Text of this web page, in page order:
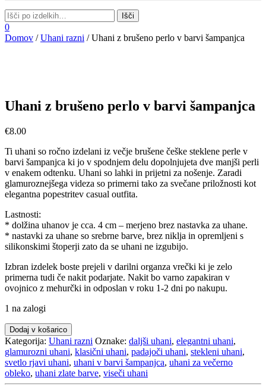
0
Domov /Uhani razni / Uhani z brušeno perlo v barvi šampanjca
Uhani z brušeno perlo v barvi šampanjca
€8.00
Ti uhani so ročno izdelani iz večje brušene češke steklene perle v
barvi šampanjca ki jo v spodnjem delu dopolnjujeta dve manjši perli
v enakem odtenku. Uhani so lahki in prijetni za nošenje. Zaradi
glamuroznejšega videza so primerni tako za svečane priložnosti kot
elegantna popestritev casual outfita.
Lastnosti:
* dolžina uhanov je cca. 4 cm – merjeno brez nastavka za uhane.
* nastavki za uhane so srebrne barve, brez niklja in opremljeni s
silikonskimi štoperji zato da se uhani ne izgubijo.
Izbran izdelek boste prejeli v darilni organza vrečki ki je zelo
primerna tudi če nakit podarjate. Nakit bo varno zapakiran v
ovojnico z mehurčki in odposlan v roku 1-2 dni po nakupu.
1 na zalogi
Uhani
z
brušeno
perlo
v
barvi
Dodaj v košarico
Kategorija: Uhani razni Oznake: daljši uhani, elegantni uhani,
glamurozni uhani, klasični uhani, padajoči uhani, stekleni uhani,
svetlo rjavi uhani, uhani v barvi šampanjca, uhani za večerno
obleko, uhani zlate barve, viseči uhani